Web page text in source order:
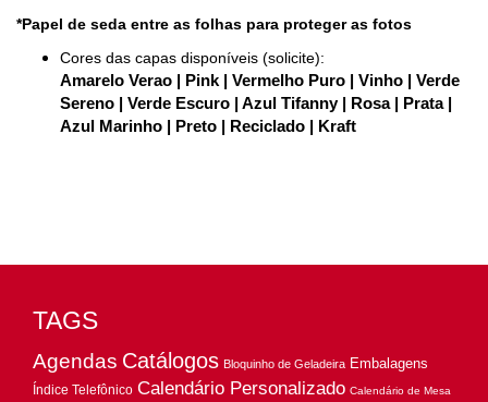
*Papel de seda entre as folhas para proteger as fotos
Cores das capas disponíveis (solicite):
Amarelo Verao | Pink | Vermelho Puro | Vinho | Verde
Sereno | Verde Escuro | Azul Tifanny | Rosa | Prata |
Azul Marinho | Preto | Reciclado | Kraft
TAGS
Agendas Catálogos Bloquinho de Geladeira Embalagens
Índice Telefônico Calendário Personalizado Calendário de Mesa